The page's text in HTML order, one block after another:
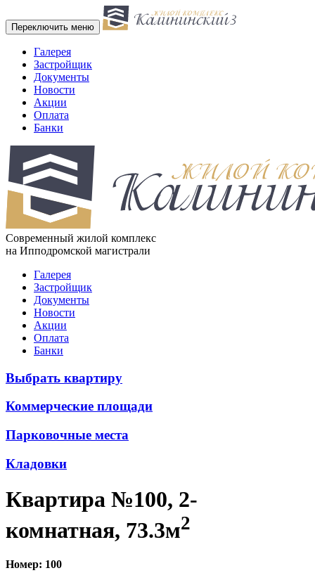
Переключить меню
Галерея
Застройщик
Документы
Новости
Акции
Оплата
Банки
Cовременный жилой комплекс
на Ипподромской магистрали
Галерея
Застройщик
Документы
Новости
Акции
Оплата
Банки
Выбрать квартиру
Коммерческие площади
Парковочные места
Кладовки
Квартира №100, 2-
комнатная, 73.3м2
Номер: 100